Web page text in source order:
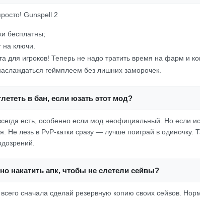
Gunspell 2
бесплатны;
на ключи.
для игроков! Теперь не надо тратить время на фарм и
геймплеем без лишних заморочек.
в бан, если юзать этот мод?
есть, особенно если мод неофициальный. Но если
Не лезь в PvP-катки сразу — лучше поиграй в одиночку.
накатить апк, чтобы не слетели сейвы?
сначала сделай резервную копию своих сейвов.